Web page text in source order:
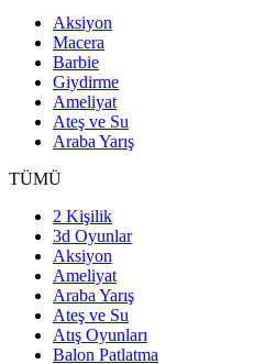
Aksiyon
Macera
Barbie
Giydirme
Ameliyat
Ateş ve Su
Araba Yarış
TÜMÜ
2 Kişilik
3d Oyunlar
Aksiyon
Ameliyat
Araba Yarış
Ateş ve Su
Atış Oyunları
Balon Patlatma